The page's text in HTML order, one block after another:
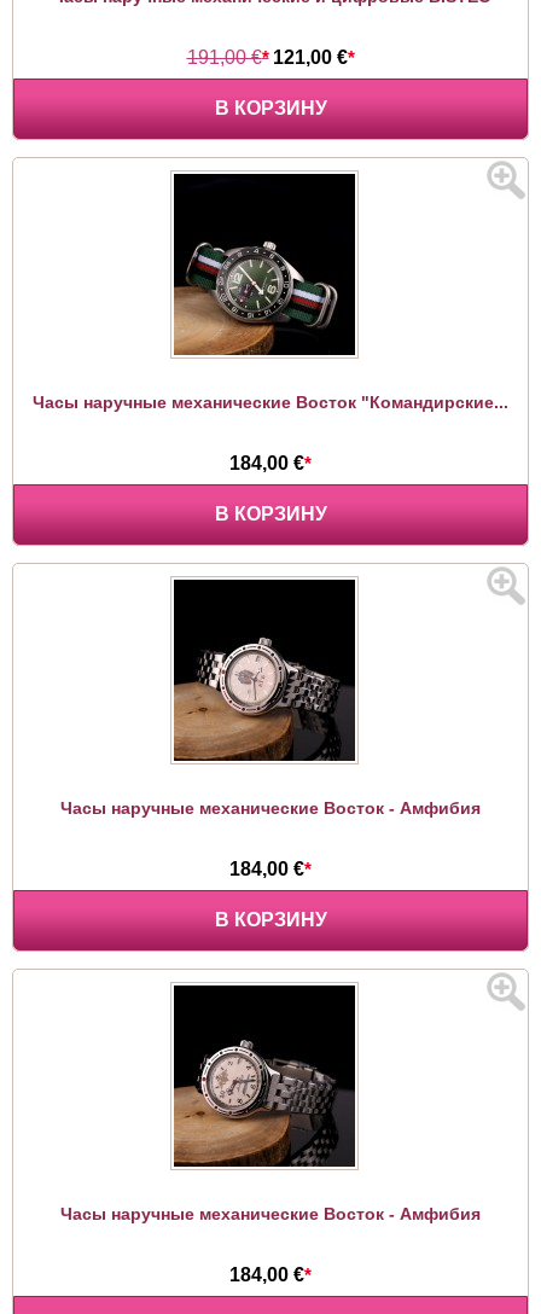
191,00 €* 121,00 €*
В КОРЗИНУ
Часы наручные механические Восток "Командирские...
184,00 €*
В КОРЗИНУ
Часы наручные механические Восток - Амфибия
184,00 €*
В КОРЗИНУ
Часы наручные механические Восток - Амфибия
184,00 €*